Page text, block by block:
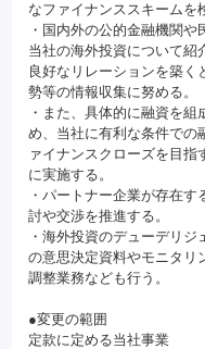
なファイナンススキームを
・国内外の公的金融機関
当社の海外投資について紹
良好なリレーションを築
勢等の情報収集に努める。
・また、具体的に融資を
め、当社に有利な条件での
ァイナンスクローズを目
に実施する。
・パートナー企業が存在
討や交渉を推進する。
・海外投資のデューデリ
の意思決定資料やモニタリ
調整業務なども行う。
●変更の範囲
定款に定める当社事業